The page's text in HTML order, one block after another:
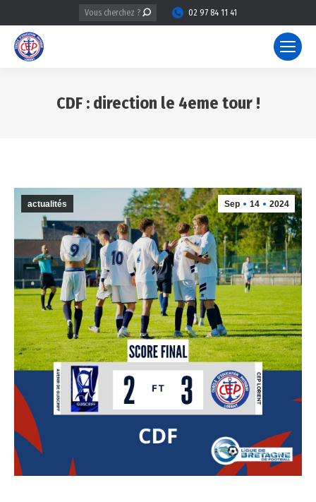
Recherche
:
02 97 84 11 41
CDF : direction le 4eme tour !
Sep 14 2024
actualités